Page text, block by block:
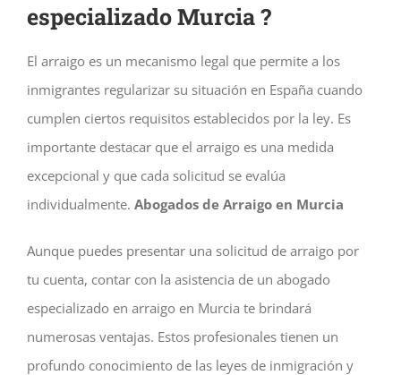
especializado Murcia ?
El arraigo es un mecanismo legal que permite a los
inmigrantes regularizar su situación en España cuando
cumplen ciertos requisitos establecidos por la ley. Es
importante destacar que el arraigo es una medida
excepcional y que cada solicitud se evalúa
individualmente. Abogados de Arraigo en Murcia
Aunque puedes presentar una solicitud de arraigo por
tu cuenta, contar con la asistencia de un abogado
especializado en arraigo en Murcia te brindará
numerosas ventajas. Estos profesionales tienen un
profundo conocimiento de las leyes de inmigración y